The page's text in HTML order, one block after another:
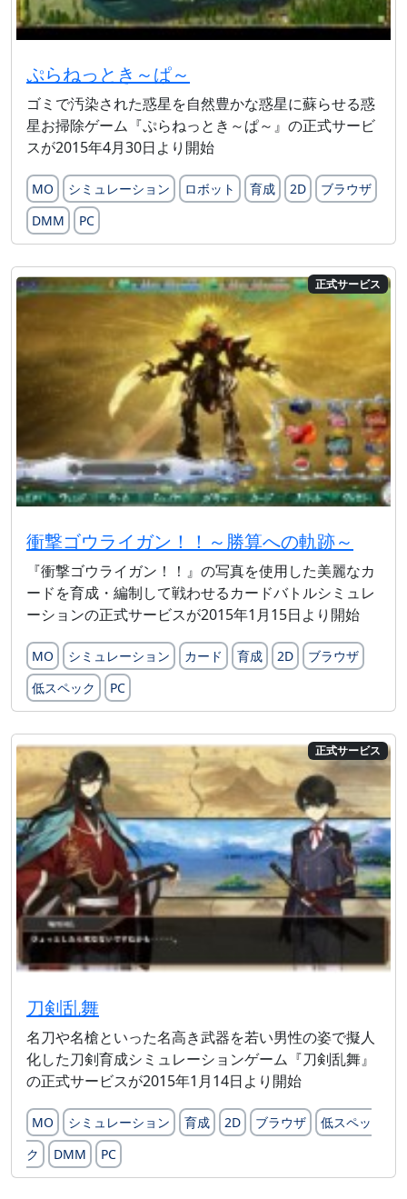
ぷらねっとき～ぱ～
ゴミで汚染された惑星を自然豊かな惑星に蘇らせる惑
星お掃除ゲーム『ぷらねっとき～ぱ～』の正式サービ
スが2015年4月30日より開始
MO シミュレーション ロボット 育成 2D
ブラウザ
DMM
PC
正式サービス
衝撃ゴウライガン！！～勝算への軌跡～
『衝撃ゴウライガン！！』の写真を使用した美麗なカ
ードを育成・編制して戦わせるカードバトルシミュレ
ーションの正式サービスが2015年1月15日より開始
MO シミュレーション カード 育成 2D
ブラウザ
低スペック
PC
正式サービス
刀剣乱舞
名刀や名槍といった名高き武器を若い男性の姿で擬人
化した刀剣育成シミュレーションゲーム『刀剣乱舞』
の正式サービスが2015年1月14日より開始
MO シミュレーション 育成 2D ブラウザ
低スペッ
ク
DMM PC